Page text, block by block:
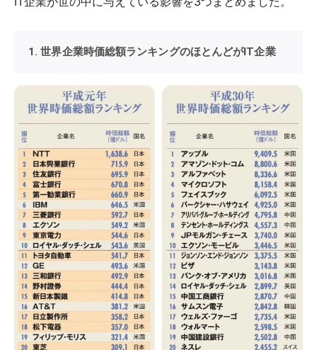
1. 世界企業時価総額ランキングのほとんどがIT企業